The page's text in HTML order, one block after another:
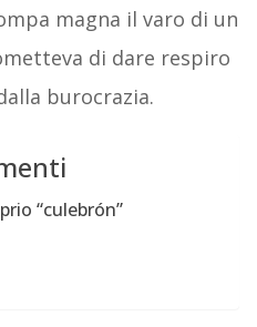
magna il varo di un
di dare respiro
burocrazia.
“culebrón”